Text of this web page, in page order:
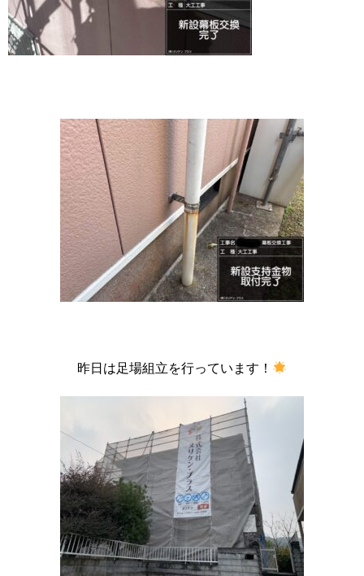
昨日は足場組立を行っています！